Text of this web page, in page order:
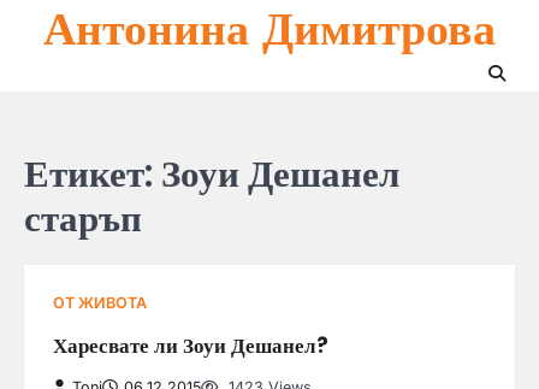
Антонина Димитрова
Етикет: Зоуи Дешанел
старъп
ОТ ЖИВОТА
Харесвате ли Зоуи Дешанел?